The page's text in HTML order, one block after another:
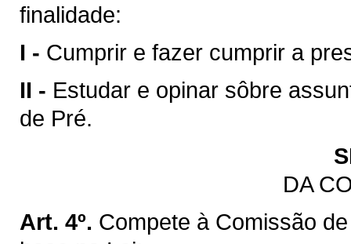
finalidade:
I - Cumprir e fazer cumprir a
II - Estudar e opinar sôbre
de Pré.
DA
Art. 4º. Compete à Comissão